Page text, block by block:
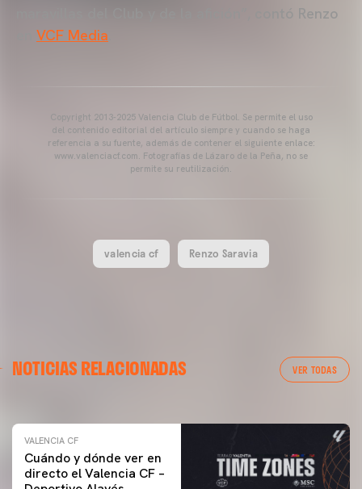
maravillas del Club y de la afición”, contó Renzo
VCF Media
Copyright 2013-2025 Valencia Club de Fútbol. Se permite el uso
del contenido editorial del artículo siempre y cuando se haga
referencia a su fuente, además de contener el siguiente enlace:
www.valenciacf.com. Fotografías de Lázaro de la Peña, no se
permite su reutilización.
valencia cf Renzo Saravia
NOTICIAS RELACIONADAS VER TODAS
ENTRENAMIENTO DEL VALENCIA CF 04/03/26
VALENCIA CF
Cuándo y dónde ver en
directo el Valencia CF –